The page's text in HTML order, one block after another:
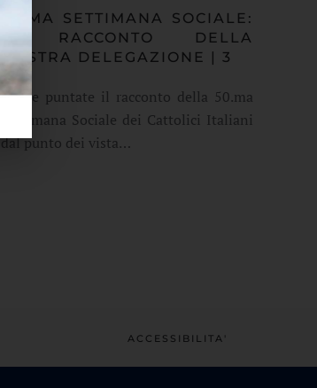
50.MA SETTIMANA SOCIALE:
IL RACCONTO DELLA
NOSTRA DELEGAZIONE | 3
In tre puntate il racconto della 50.ma
Settimana Sociale dei Cattolici Italiani
dal punto dei vista…
ACCESSIBILITA'